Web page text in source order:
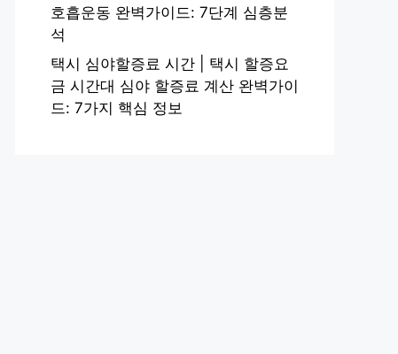
호흡운동 완벽가이드: 7단계 심층분
석
택시 심야할증료 시간 | 택시 할증요
금 시간대 심야 할증료 계산 완벽가이
드: 7가지 핵심 정보